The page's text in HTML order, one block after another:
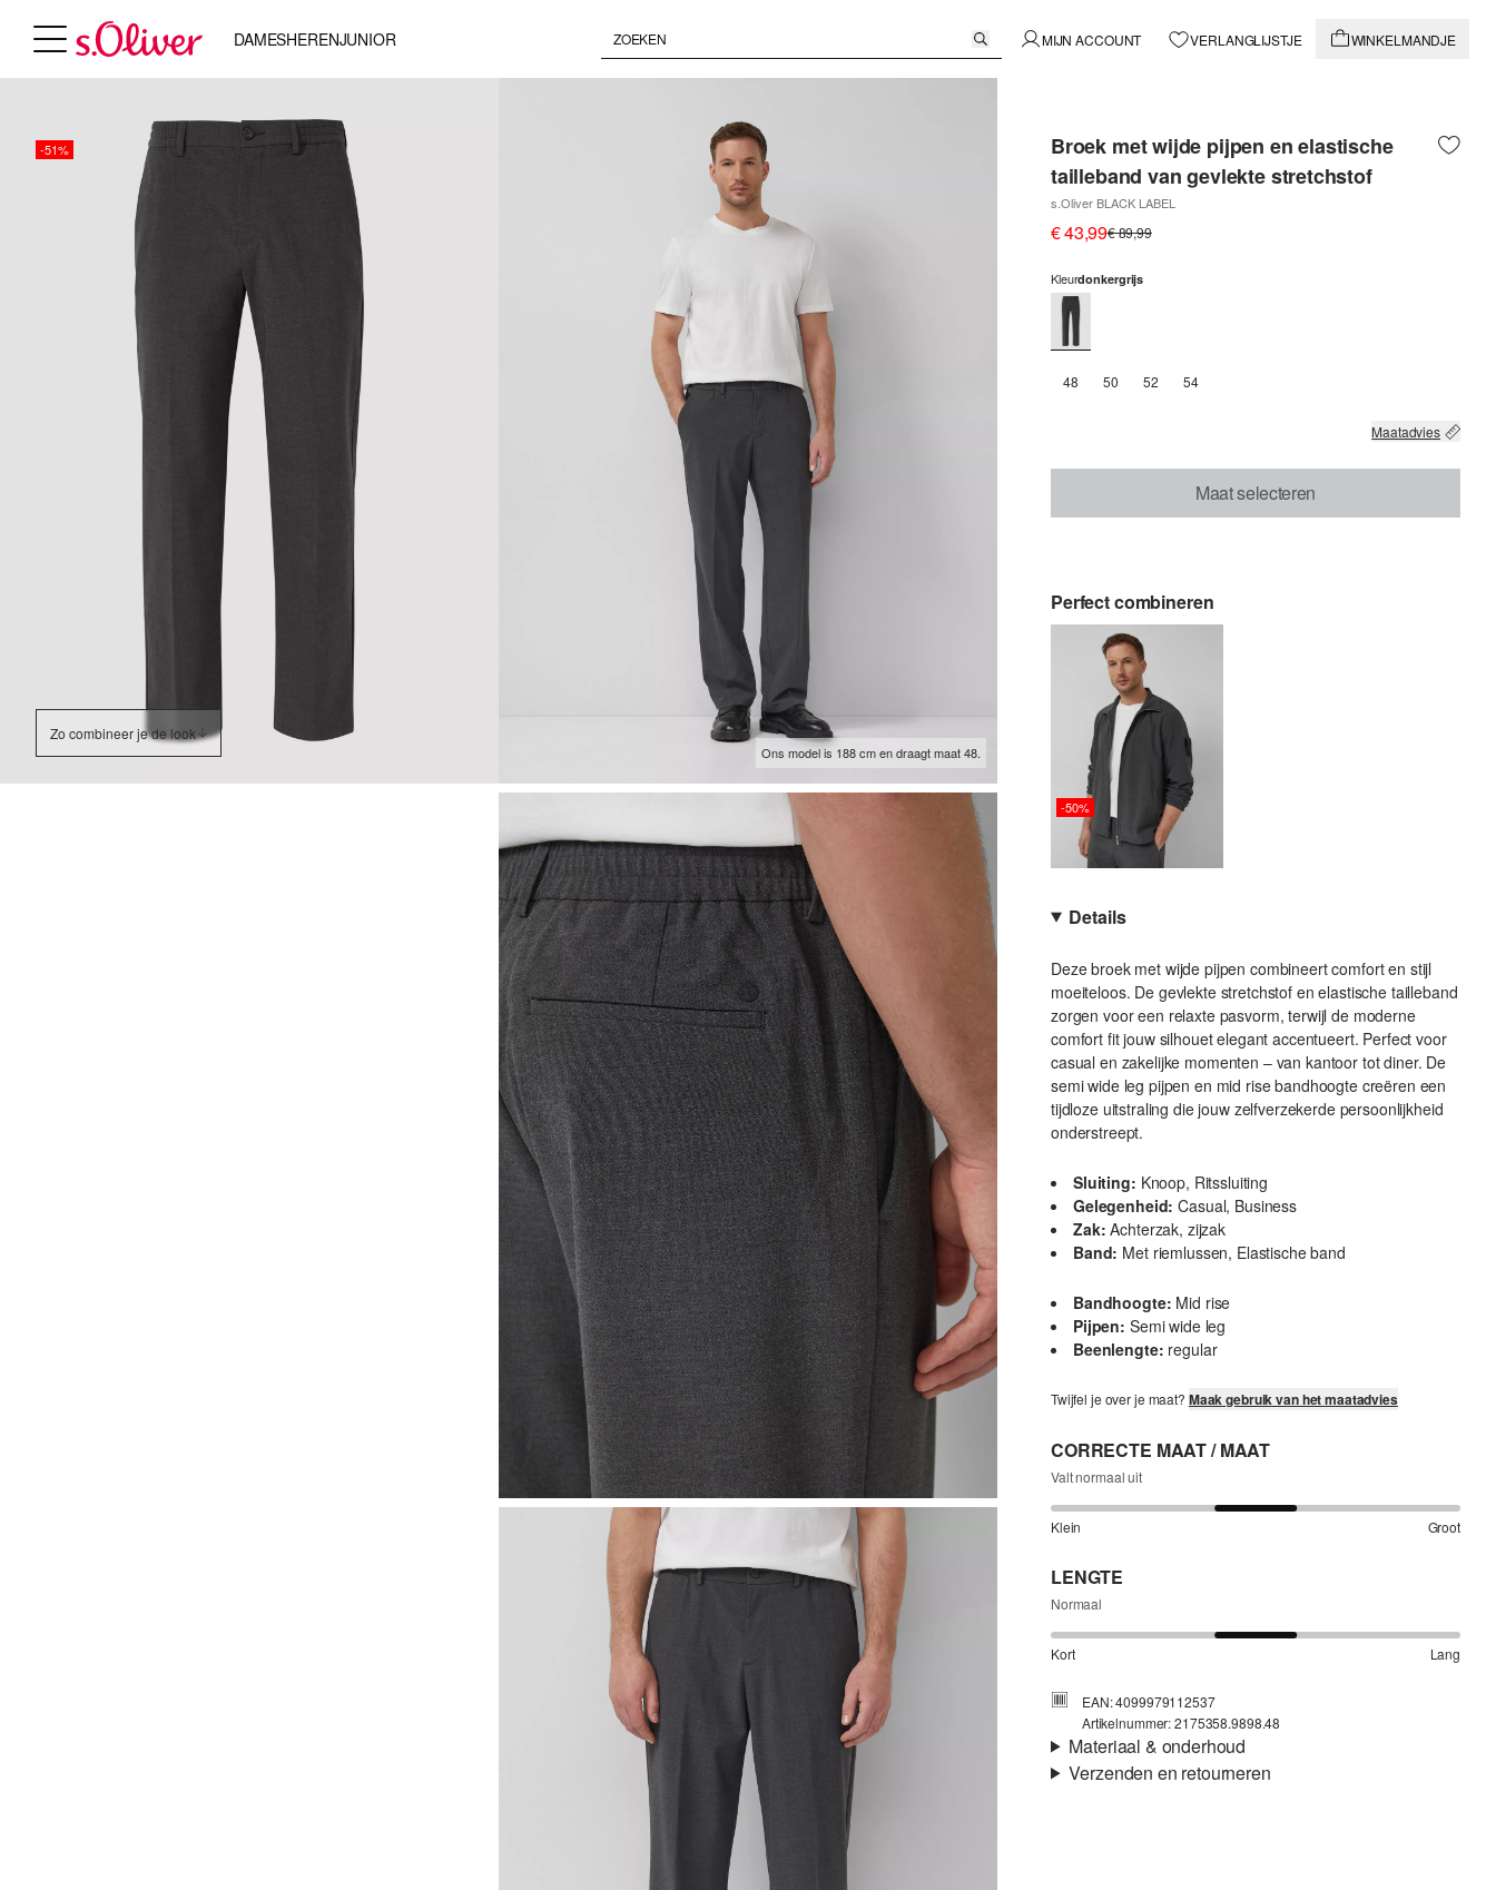
DAMESHERENJUNIOR MIJN ACCOUNT VERLANGLIJSTJE WINKELMANDJE
-51%
Zo combineer je de look
Ons model is 188 cm en draagt maat 48.
Broek met wijde pijpen en elastische
tailleband van gevlekte stretchstof
s.Oliver BLACK LABEL
€ 43,99€ 89,99
Kleurdonkergrijs
48 50 52 54
Maatadvies
Maat selecteren
Perfect combineren
-50%
Details
Deze broek met wijde pijpen combineert comfort en stijl
moeiteloos. De gevlekte stretchstof en elastische tailleband
zorgen voor een relaxte pasvorm, terwijl de moderne
comfort fit jouw silhouet elegant accentueert. Perfect voor
casual en zakelijke momenten – van kantoor tot diner. De
semi wide leg pijpen en mid rise bandhoogte creëren een
tijdloze uitstraling die jouw zelfverzekerde persoonlijkheid
onderstreept.
Sluiting: Knoop, Ritssluiting
Gelegenheid: Casual, Business
Zak: Achterzak, zijzak
Band: Met riemlussen, Elastische band
Bandhoogte: Mid rise
Pijpen: Semi wide leg
Beenlengte: regular
Twijfel je over je maat? Maak gebruik van het maatadvies
CORRECTE MAAT / MAAT
Valt normaal uit
Klein Groot
LENGTE
Normaal
Kort Lang
EAN: 4099979112537
Artikelnummer: 2175358.9898.48
Materiaal & onderhoud
Verzenden en retourneren